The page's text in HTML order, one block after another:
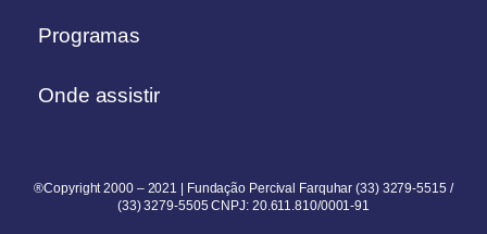
Programas
Onde assistir
®Copyright 2000 – 2021 | Fundação Percival Farquhar (33) 3279-5515 /
(33) 3279-5505 CNPJ: 20.611.810/0001-91